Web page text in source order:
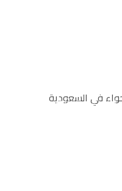
والتركيب، كما